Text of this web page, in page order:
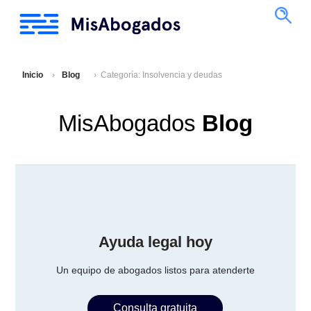
Inicio Blog Categoría: Insolvencia y deudas
MisAbogados Blog
Ayuda legal hoy
Un equipo de abogados listos para atenderte
Consulta gratuita